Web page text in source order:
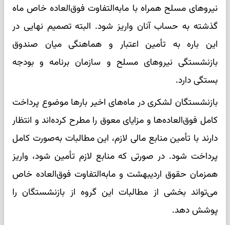
نیروهای مسلح همراه با مابه‌التفاوت فوق‌العاده خاص ماه
گذشته به حساب آنان واریز شود. البته تصمیم نهایی در
این باره به تأمین اعتبار و هماهنگی میان صندوق
بازنشستگی نیروهای مسلح و سازمان برنامه و بودجه
بستگی دارد.
بازنشستگان لشکری در ماه‌های اخیر بارها موضوع پرداخت
کامل فوق‌العاده‌ها و مزایای معوق را مطرح کرده‌اند و انتظار
دارند با تأمین منابع مالی لازم، این مطالبات به‌صورت کامل
پرداخت شود. در صورتی که منابع لازم تأمین شود، واریز
همزمان حقوق اردیبهشت و مابه‌التفاوت فوق‌العاده خاص
می‌تواند بخشی از مطالبات این گروه از بازنشستگان را
پوشش دهد.